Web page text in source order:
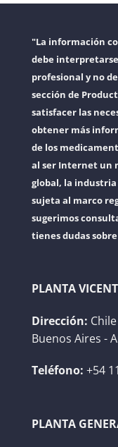
"La información
debe
profesional y no
sección de
satisfacer las
obtener más
de los
al ser Internet un
global, la
sujeta al marco
sugerimos
tienes dudas
PLANTA
Dirección:
Buenos Aires -
Teléfono: +54
PLANTA